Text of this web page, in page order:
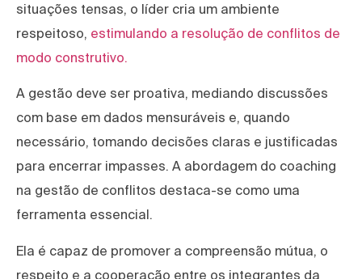
situações tensas, o líder cria um ambiente
respeitoso, estimulando a resolução de conflitos de
modo construtivo.
A gestão deve ser proativa, mediando discussões
com base em dados mensuráveis e, quando
necessário, tomando decisões claras e justificadas
para encerrar impasses. A abordagem do coaching
na gestão de conflitos destaca-se como uma
ferramenta essencial.
Ela é capaz de promover a compreensão mútua, o
respeito e a cooperação entre os integrantes da